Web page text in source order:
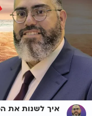
איך לשנות את